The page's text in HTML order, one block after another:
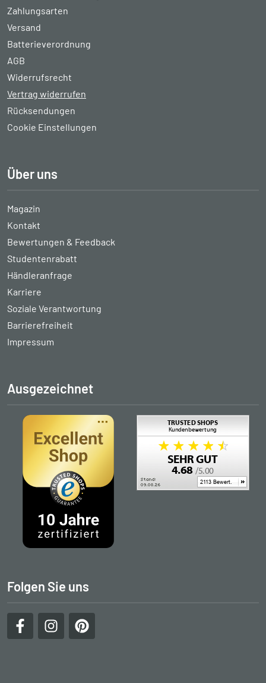
Zahlungsarten
Versand
Batterieverordnung
AGB
Widerrufsrecht
Vertrag widerrufen
Rücksendungen
Cookie Einstellungen
Über uns
Magazin
Kontakt
Bewertungen & Feedback
Studentenrabatt
Händleranfrage
Karriere
Soziale Verantwortung
Barrierefreiheit
Impressum
Ausgezeichnet
Folgen Sie uns